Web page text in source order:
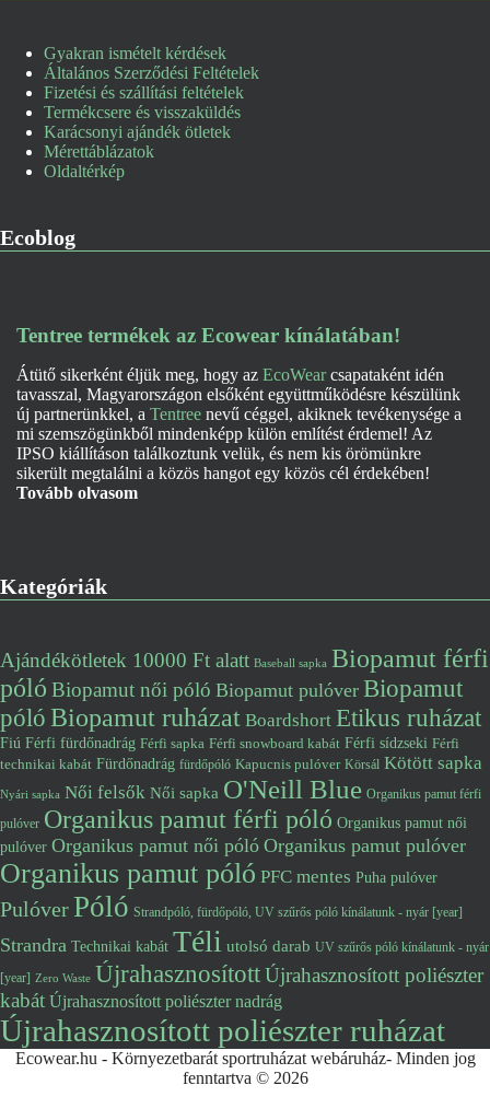
Gyakran ismételt kérdések
Általános Szerződési Feltételek
Fizetési és szállítási feltételek
Termékcsere és visszaküldés
Karácsonyi ajándék ötletek
Mérettáblázatok
Oldaltérkép
Ecoblog
Tentree termékek az Ecowear kínálatában!
Átütő sikerként éljük meg, hogy az EcoWearcsapataként idén
tavasszal, Magyarországon elsőként együttműködésre készülünk
új partnerünkkel, a Tentree nevű céggel, akiknek tevékenysége a
mi szemszögünkből mindenképp külön említést érdemel! Az
IPSO kiállításon találkoztunk velük, és nem kis örömünkre
sikerült megtalálni a közös hangot egy közös cél érdekében!
Tovább olvasom
Kategóriák
Ajándékötletek 10000 Ft alatt Baseball sapka Biopamut férfi
póló Biopamut női póló Biopamut pulóver Biopamut
pólóBiopamut ruházat Boardshort Etikus ruházat
Fiú Férfi fürdőnadrág Férfi sapka Férfi snowboard kabát Férfi sídzseki Férfi
technikai kabát Fürdőnadrág fürdőpóló Kapucnis pulóver Körsál Kötött sapka
Nyári sapka Női felsők Női sapka O'Neill Blue Organikus pamut férfi
pulóver Organikus pamut férfi póló Organikus pamut női
pulóver Organikus pamut női póló Organikus pamut pulóver
Organikus pamut póló PFC mentes Puha pulóver
PulóverPóló Strandpóló, fürdőpóló, UV szűrős póló kínálatunk - nyár [year]
Strandra Technikai kabát Téli utolsó darab UV szűrős póló kínálatunk - nyár
[year] Zero Waste ÚjrahasznosítottÚjrahasznosított poliészter
kabát Újrahasznosított poliészter nadrág
Újrahasznosított poliészter ruházat
Ecowear.hu - Környezetbarát sportruházat webáruház- Minden jog
fenntartva © 2026